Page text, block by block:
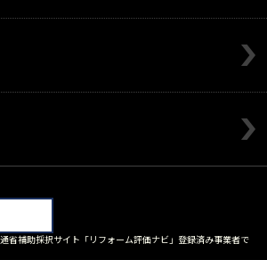
省補助採択サイト「リフォーム評価ナビ」登録済み事業者で